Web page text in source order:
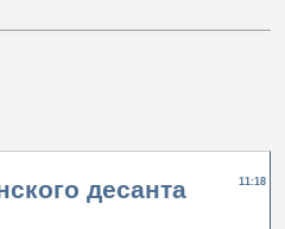
11:18
десанта